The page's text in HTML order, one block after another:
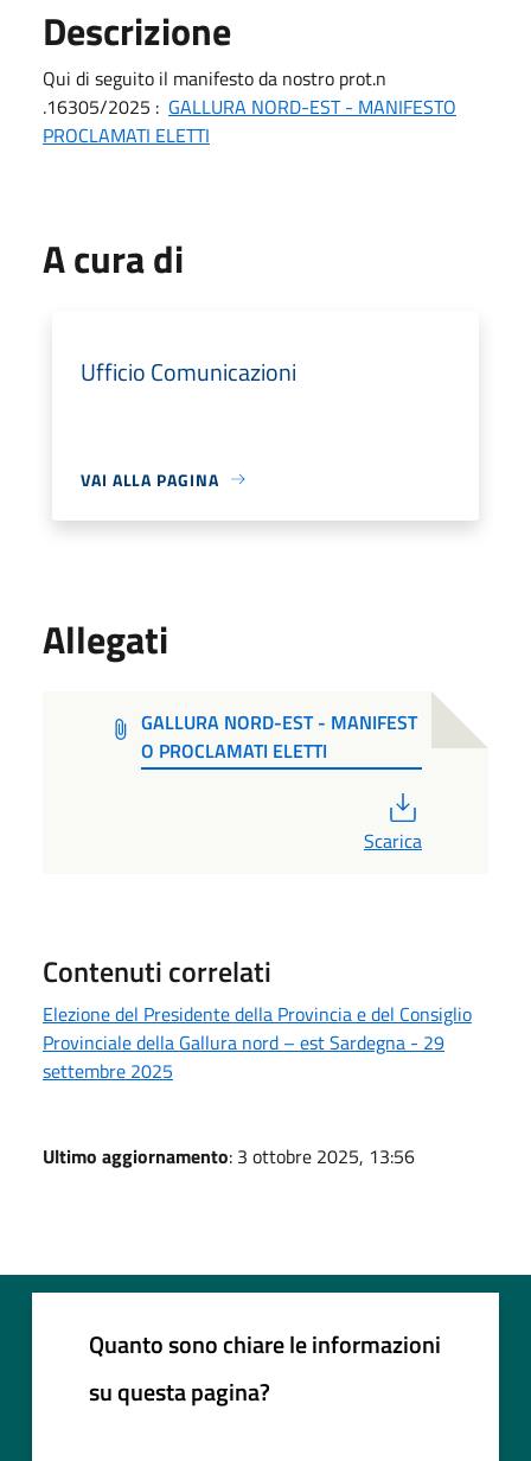
Descrizione
Qui di seguito il manifesto da nostro prot.n
.16305/2025 : GALLURA NORD-EST - MANIFESTO
PROCLAMATI ELETTI
A cura di
Ufficio Comunicazioni
VAI ALLA PAGINA
Allegati
GALLURA NORD-EST - MANIFEST
O PROCLAMATI ELETTI
Scarica
Contenuti correlati
Elezione del Presidente della Provincia e del Consiglio
Provinciale della Gallura nord – est Sardegna - 29
settembre 2025
Ultimo aggiornamento: 3 ottobre 2025, 13:56
Quanto sono chiare le informazioni
su questa pagina?